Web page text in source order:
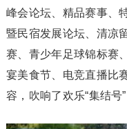
峰会论坛、精品赛事、
暨民宿发展论坛、清凉
赛、青少年足球锦标赛
宴美食节、电竞直播比
容，吹响了欢乐“集结号